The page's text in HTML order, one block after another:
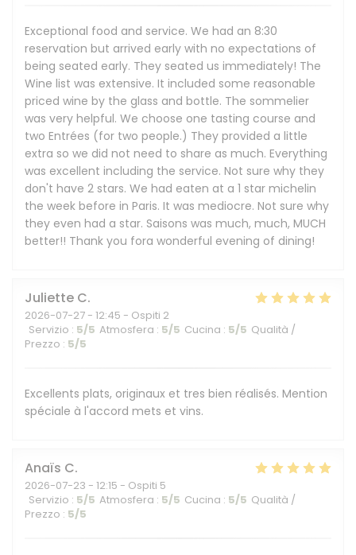
Exceptional food and service. We had an 8:30
reservation but arrived early with no expectations of
being seated early. They seated us immediately! The
Wine list was extensive. It included some reasonable
priced wine by the glass and bottle. The sommelier
was very helpful. We choose one tasting course and
two Entrées (for two people.) They provided a little
extra so we did not need to share as much. Everything
was excellent including the service. Not sure why they
don't have 2 stars. We had eaten at a 1 star michelin
the week before in Paris. It was mediocre. Not sure why
they even had a star. Saisons was much, much, MUCH
better!! Thank you fora wonderful evening of dining!
Juliette C
2026-07-27 - 12:45 - Ospiti 2
Servizio : 5/5 Atmosfera : 5/5 Cucina : 5/5 Qualità /
Prezzo : 5/5
Excellents plats, originaux et tres bien réalisés. Mention
spéciale à l'accord mets et vins.
Anaïs C
2026-07-23 - 12:15 - Ospiti 5
Servizio : 5/5 Atmosfera : 5/5 Cucina : 5/5 Qualità /
Prezzo : 5/5